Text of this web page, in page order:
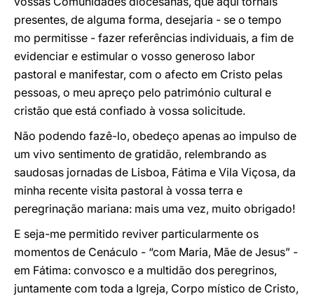
presentes, de alguma forma, desejaria - se o tempo
mo permitisse - fazer referências individuais, a fim de
evidenciar e estimular o vosso generoso labor
pastoral e manifestar, com o afecto em Cristo pelas
pessoas, o meu apreço pelo património cultural e
cristão que está confiado à vossa solicitude.
Não podendo fazê-lo, obedeço apenas ao impulso de
um vivo sentimento de gratidão, relembrando as
saudosas jornadas de Lisboa, Fátima e Vila Viçosa, da
minha recente visita pastoral à vossa terra e
peregrinação mariana: mais uma vez, muito obrigado!
E seja-me permitido reviver particularmente os
momentos de Cenáculo - “com Maria, Mãe de Jesus” -
em Fátima: convosco e a multidão dos peregrinos,
juntamente com toda a Igreja, Corpo místico de Cristo,